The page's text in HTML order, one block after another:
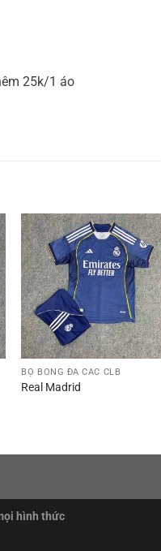
25k/1 áo
BỘ BÓNG ĐÁ CÁC CLB
Real Madrid
hình thức